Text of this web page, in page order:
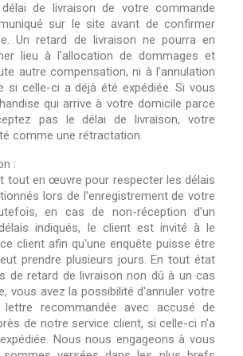
de livraison de votre commande
sur le site avant de confirmer
Un retard de livraison ne pourra en
lieu à l'allocation de dommages et
autre compensation, ni à l'annulation
si celle-ci a déjà été expédiée. Si vous
qui arrive à votre domicile parce
pas le délai de livraison, votre
comme une rétractation.
:
tout en œuvre pour respecter les délais
lors de l'enregistrement de votre
en cas de non-réception d'un
indiqués, le client est invité à le
client afin qu'une enquête puisse être
prendre plusieurs jours. En tout état
de retard de livraison non dû à un cas
vous avez la possibilité d'annuler votre
lettre recommandée avec accusé de
de notre service client, si celle-ci n'a
Nous nous engageons à vous